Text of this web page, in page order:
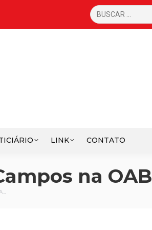
SEARCH:
LINK CONTATO
na OAB